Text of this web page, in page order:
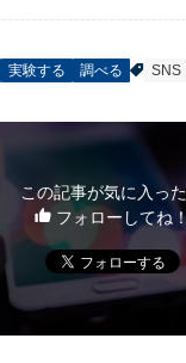
実験する 調べる SNS
この記事が気に入っ
フォローしてね